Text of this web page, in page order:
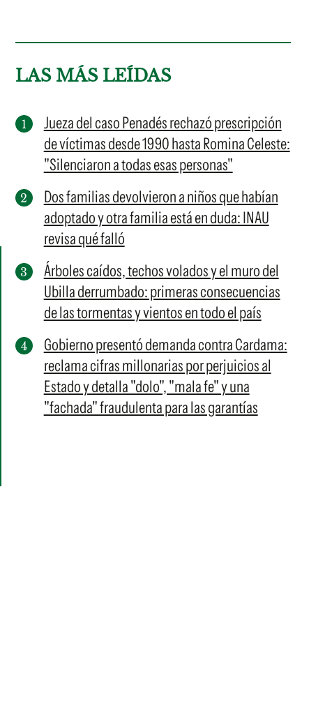
LAS MÁS LEÍDAS
Jueza del caso Penadés rechazó prescripción
de víctimas desde 1990 hasta Romina Celeste:
"Silenciaron a todas esas personas"
Dos familias devolvieron a niños que habían
adoptado y otra familia está en duda: INAU
revisa qué falló
Árboles caídos, techos volados y el muro del
Ubilla derrumbado: primeras consecuencias
de las tormentas y vientos en todo el país
Gobierno presentó demanda contra Cardama:
reclama cifras millonarias por perjuicios al
Estado y detalla "dolo", "mala fe" y una
"fachada" fraudulenta para las garantías